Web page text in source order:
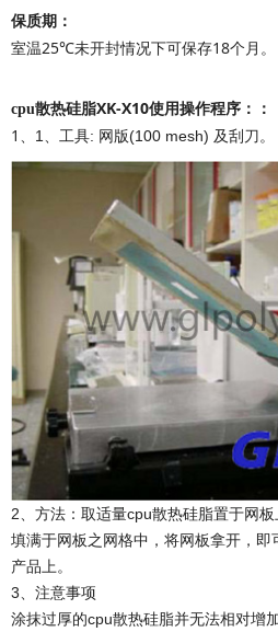
保质期：
室温25℃未开封情况下可保存18个月。
cpu散热硅脂XK-X10使用操作程序： ：
1、
1、工具: 网版(100 mesh) 及刮刀。
2、方法：取适量cpu散热硅脂置于网
填满于网板之网格中，将网板拿开，
产品上。
3、注意事项
涂抹过厚的cpu散热硅脂并无法相对增